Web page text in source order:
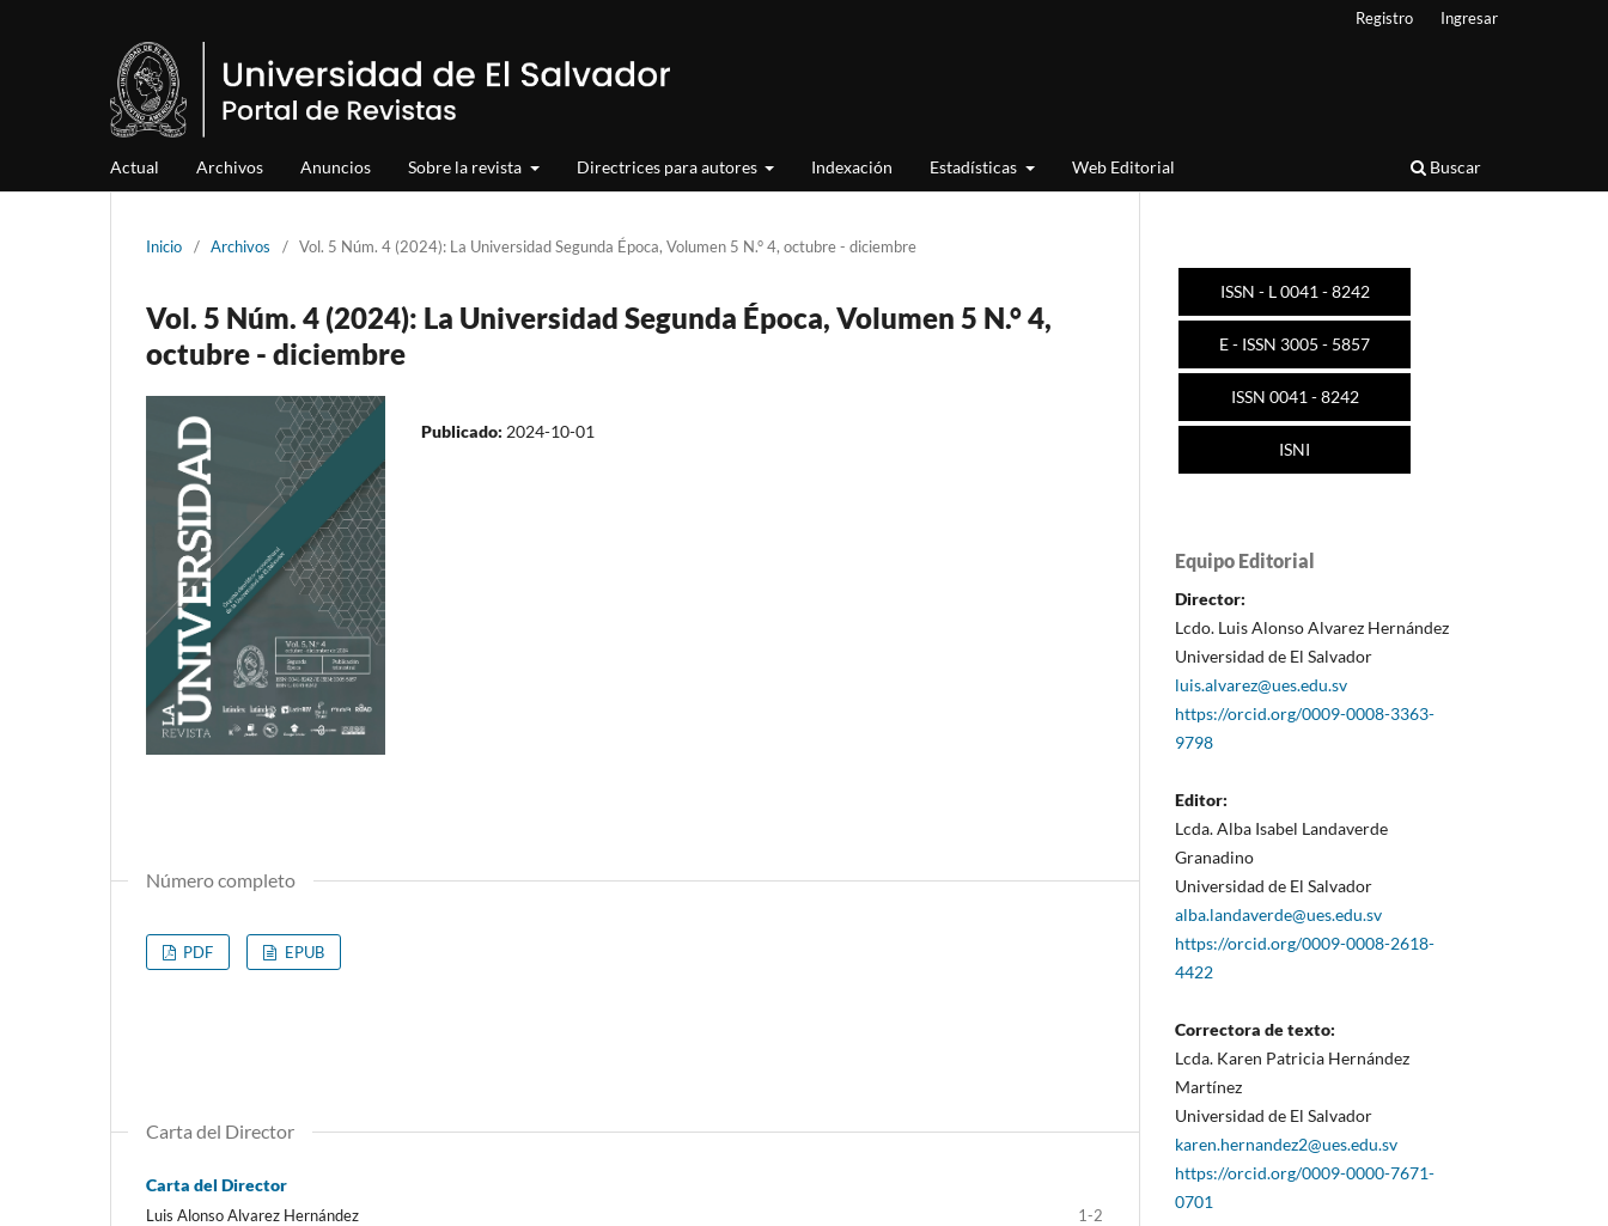
Actual Archivos Anuncios Sobre la revista Directrices para autores Indexación Estadísticas Web Editorial Buscar
Registro Ingresar
Inicio / Archivos / Vol. 5 Núm. 4 (2024): La Universidad Segunda Época, Volumen 5 N.° 4, octubre - diciembre
Vol. 5 Núm. 4 (2024): La Universidad Segunda Época, Volumen 5 N.° 4,
octubre - diciembre
Publicado: 2024-10-01
Número completo
PDF EPUB
Carta del Director
Carta del Director
Luis Alonso Alvarez Hernández 1-2
ISSN - L 0041 - 8242
E - ISSN 3005 - 5857
ISSN 0041 - 8242
ISNI
Equipo Editorial
Director:
Lcdo. Luis Alonso Alvarez Hernández
Universidad de El Salvador
luis.alvarez@ues.edu.sv
https://orcid.org/0009-0008-3363-
9798
Editor:
Lcda. Alba Isabel Landaverde
Granadino
Universidad de El Salvador
alba.landaverde@ues.edu.sv
https://orcid.org/0009-0008-2618-
4422
Correctora de texto:
Lcda. Karen Patricia Hernández
Martínez
Universidad de El Salvador
karen.hernandez2@ues.edu.sv
https://orcid.org/0009-0000-7671-
0701